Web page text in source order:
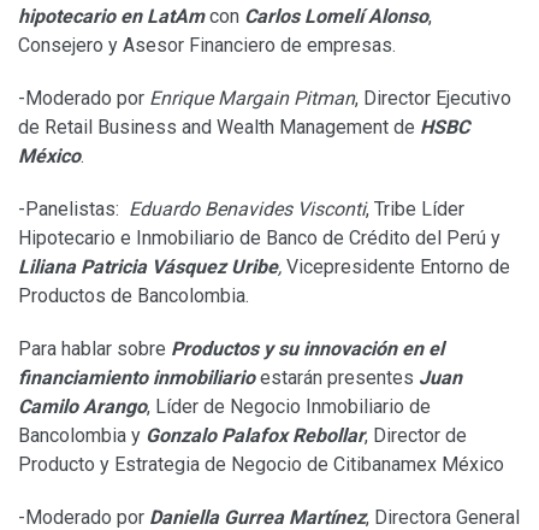
hipotecario en LatAmcon Carlos Lomelí Alonso,
Consejero y Asesor Financiero de empresas.
-Moderado por Enrique Margain Pitman, Director Ejecutivo
de Retail Business and Wealth Management de HSBC
México.
-Panelistas: Eduardo Benavides Visconti, Tribe Líder
Hipotecario e Inmobiliario de Banco de Crédito del Perú y
Liliana Patricia Vásquez Uribe, Vicepresidente Entorno de
Productos de Bancolombia.
Para hablar sobre Productos y su innovación en el
financiamiento inmobiliario estarán presentes Juan
Camilo Arango, Líder de Negocio Inmobiliario de
Bancolombia y Gonzalo Palafox Rebollar, Director de
Producto y Estrategia de Negocio de Citibanamex México
-Moderado por Daniella Gurrea Martínez, Directora General